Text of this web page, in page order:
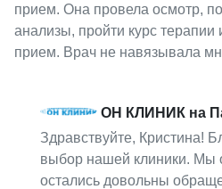
прием. Она провела осмотр,
анализы, пройти курс
прием. Врач не навязывала
ОН КЛИНИК на
Здравствуйте, Кристина!
выбор нашей клиники. Мы
остались довольны